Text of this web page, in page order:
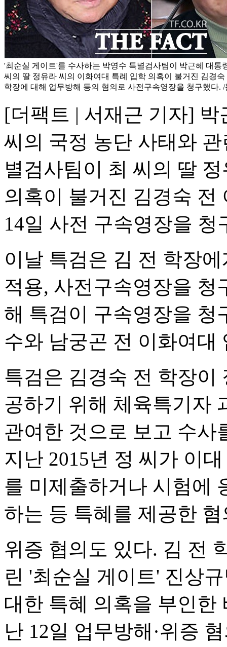
'최순실 게이트'를 수사하는 박영수 특별검사팀이 박근혜 대통
씨의 딸 정유라 씨의 이화여대 특례 입학 의혹이 불거진 김경
학장에 대해 업무방해 등의 혐의로 사전구속영장을 청구했다.
[더팩트 | 서재근 기자]
씨의 국정 농단 사태와
별검사팀이 최 씨의 딸
의혹이 불거진 김경숙 전
14일 사전 구속영장을 청
이날 특검은 김 전 학장
적용, 사전구속영장을 청
해 특검이 구속영장을 청
수와 남궁곤 전 이화여대
특검은 김경숙 전 학장이
공하기 위해 체육특기자
관여한 것으로 보고 수사
지난 2015년 정 씨가 이
를 미제출하거나 시험에
하는 등 특혜를 제공한
위증 협의도 있다. 김 전
린 '최순실 게이트' 진상
대한 특혜 의혹을 부인한
난 12일 업무방해·위증